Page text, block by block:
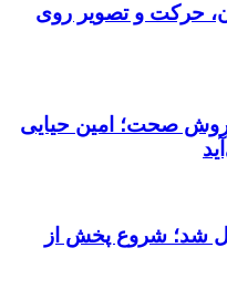
حرکت و تصویر روی
صحت؛ امین حیایی
شد؛ شروع پخش از